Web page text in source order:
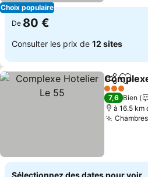
Choix populaire
De 80 €
Consulter les prix de 12 sites
Partager
3 Étoiles
7,6 Bien
à 16.5 km
Sélectionnez des dates pour voir